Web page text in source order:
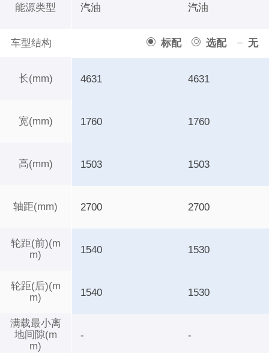
能源类型
车型结构 标配 选配 无
长(mm)
宽(mm)
高(mm)
轴距(mm)
轮距(前)(m
m)
轮距(后)(m
m)
满载最小离
地间隙(m
m)
汽油 汽油
4631 4631
1760 1760
1503 1503
2700 2700
1540 1530
1540 1530
- -